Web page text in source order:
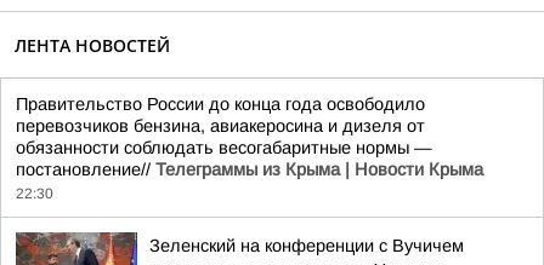
ЛЕНТА НОВОСТЕЙ
Правительство России до конца года освободило
перевозчиков бензина, авиакеросина и дизеля от
обязанности соблюдать весогабаритные нормы —
постановление// Телеграммы из Крыма | Новости Крыма
22:30
Зеленский на конференции с Вучичем